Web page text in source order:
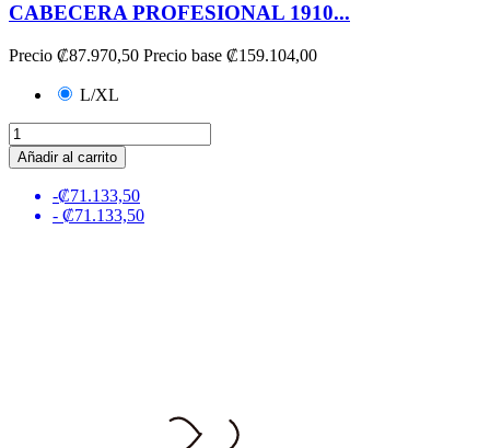
CABECERA PROFESIONAL 1910...
Precio ₡87.970,50 Precio base ₡159.104,00
L/XL
Añadir al carrito
-₡71.133,50
- ₡71.133,50